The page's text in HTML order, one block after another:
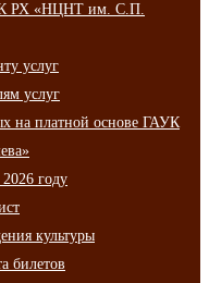
РХ «НЦНТ им. С.П.
услуг
услуг
на платной основе ГАУК
году
культуры
билетов